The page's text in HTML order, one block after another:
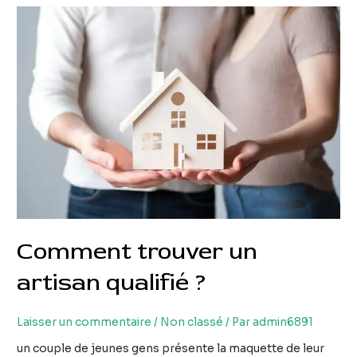
Comment trouver un
artisan qualifié ?
Laisser un commentaire / Non classé / Paradmin6891
un couple de jeunes gens présente la maquette de leur